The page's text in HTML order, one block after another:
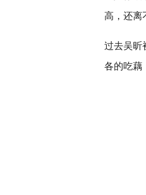
高，还离
过去吴昕
各的吃藕